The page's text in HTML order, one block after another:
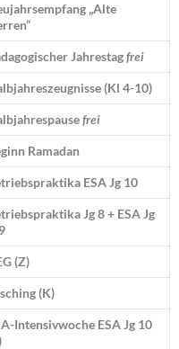
„Alte
Jahrestagfrei
(Kl 4-10)
frei
Ramadan
ESA Jg 10
Jg 8 + ESA Jg
(Z)
(K)
Intensivwoche ESA Jg 10